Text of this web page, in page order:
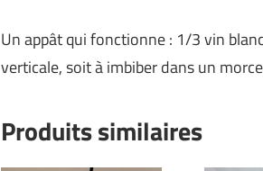
Un appât qui fonctionne : 1/3 vin
verticale, soit à imbiber dans un
Produits similaires